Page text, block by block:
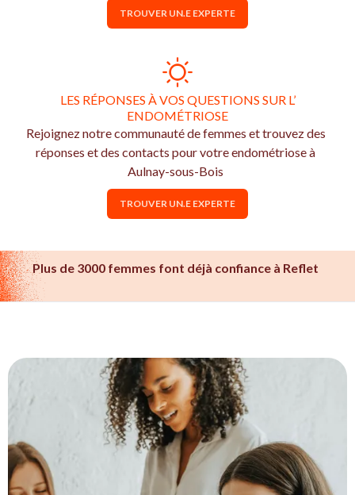
TROUVER UN.E EXPERTE
LES RÉPONSES À VOS QUESTIONS SUR L’
ENDOMÉTRIOSE
Rejoignez notre communauté de femmes et trouvez des
réponses et des contacts pour votre endométriose à
Aulnay-sous-Bois
TROUVER UN.E EXPERTE
Plus de 3000 femmes font déjà confiance à Reflet